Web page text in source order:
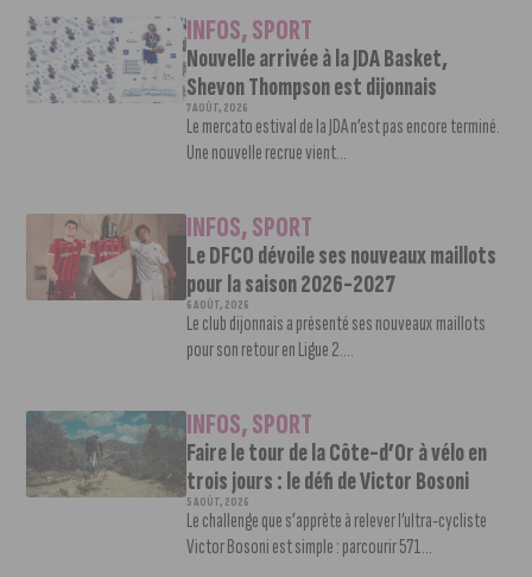
INFOS,SPORT
Nouvelle arrivée à la JDA Basket,
Shevon Thompson est dijonnais
7 AOÛT, 2026
Le mercato estival de la JDA n’est pas encore terminé.
Une nouvelle recrue vient...
INFOS,SPORT
Le DFCO dévoile ses nouveaux maillots
pour la saison 2026-2027
6 AOÛT, 2026
Le club dijonnais a présenté ses nouveaux maillots
pour son retour en Ligue 2....
INFOS,SPORT
Faire le tour de la Côte-d’Or à vélo en
trois jours : le défi de Victor Bosoni
5 AOÛT, 2026
Le challenge que s’apprête à relever l’ultra-cycliste
Victor Bosoni est simple : parcourir 571...